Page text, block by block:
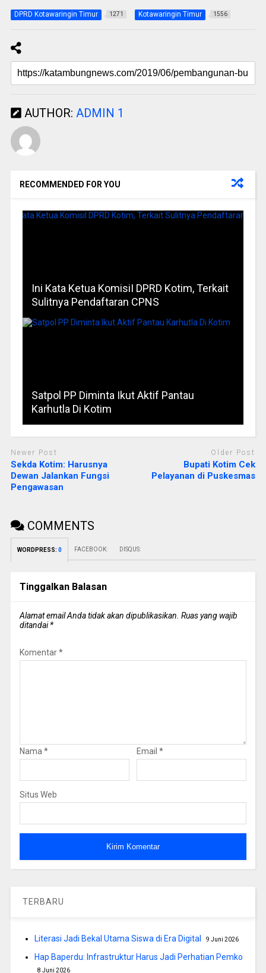
DPRD Kotawaringin Timur 1271 Kotawaringin Timur 1556
AUTHOR: ADMIN 1
RECOMMENDED FOR YOU
Ini Kata Ketua KomisiI DPRD Kotim, Terkait
Sulitnya Pendaftaran CPNS
Satpol PP Diminta Ikut Aktif Pantau
Karhutla Di Kotim
Newer Post
Sekda Kotim: Harusnya
Dewan Jalankan Fungsi
Pengawasan
Older Post
Bupati Kotim Cek
Pelayanan di Puskesmas
COMMENTS
WORDPRESS: 0 FACEBOOK: DISQUS:
Tinggalkan Balasan
Alamat email Anda tidak akan dipublikasikan. Ruas yang wajib
ditandai*
Komentar*
Nama * Email *
Situs Web
TERBARU
Literasi Jadi Bekal Utama Siswa di Era Digital 9 Juni 2026
Hap Baperdu: Infrastruktur Harus Jadi Perhatian Pemko
8 Juni 2026